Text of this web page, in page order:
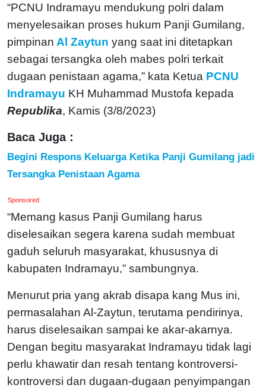
“PCNU Indramayu mendukung polri dalam
menyelesaikan proses hukum Panji Gumilang,
pimpinan Al Zaytun yang saat ini ditetapkan
sebagai tersangka oleh mabes polri terkait
dugaan penistaan agama,” kata Ketua PCNU
Indramayu KH Muhammad Mustofa kepada
Republika, Kamis (3/8/2023)
Baca Juga :
Begini Respons Keluarga Ketika Panji Gumilang jadi
Tersangka Penistaan Agama
Sponsored
“Memang kasus Panji Gumilang harus
diselesaikan segera karena sudah membuat
gaduh seluruh masyarakat, khususnya di
kabupaten Indramayu,” sambungnya.
Menurut pria yang akrab disapa kang Mus ini,
permasalahan Al-Zaytun, terutama pendirinya,
harus diselesaikan sampai ke akar-akarnya.
Dengan begitu masyarakat Indramayu tidak lagi
perlu khawatir dan resah tentang kontroversi-
kontroversi dan dugaan-dugaan penyimpangan